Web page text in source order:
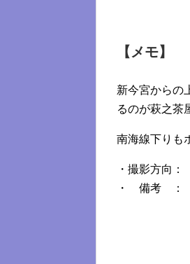
【メモ】
新今宮からの
るのが萩之茶
南海線下りも
・撮影方向：
・ 備考 ：